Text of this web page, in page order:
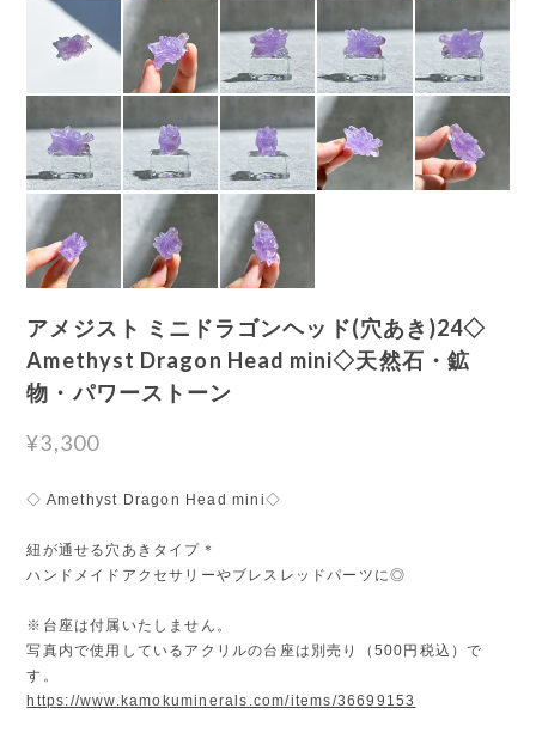
アメジスト ミニドラゴンヘッド(穴あき)24◇
Amethyst Dragon Head mini◇天然石・鉱
物・パワーストーン
¥3,300
◇ Amethyst Dragon Head mini◇
紐が通せる穴あきタイプ＊
ハンドメイドアクセサリーやブレスレッドパーツに◎
※台座は付属いたしません。
写真内で使用しているアクリルの台座は別売り（500円税込）で
す。
https://www.kamokuminerals.com/items/36699153